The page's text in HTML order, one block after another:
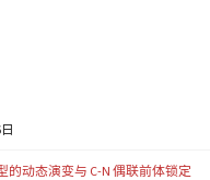
的动态演变与 C-N 偶联前体锁定